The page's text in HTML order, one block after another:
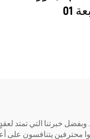
01
خبرتنا التي تمتد
محترفين يتنافسون على